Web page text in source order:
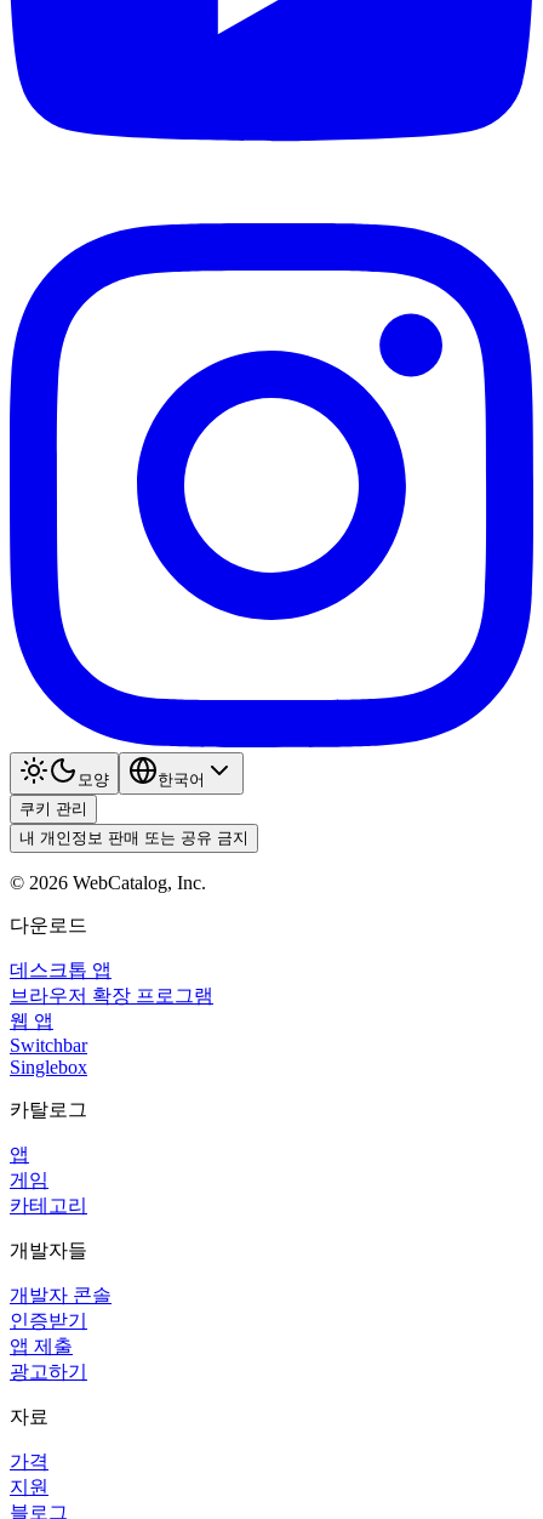
모양
한국어
쿠키 관리
내 개인정보 판매 또는 공유 금지
© 2026 WebCatalog, Inc.
다운로드
데스크톱 앱
브라우저 확장 프로그램
웹 앱
Switchbar
Singlebox
카탈로그
앱
게임
카테고리
개발자들
개발자 콘솔
인증받기
앱 제출
광고하기
자료
가격
지원
블로그